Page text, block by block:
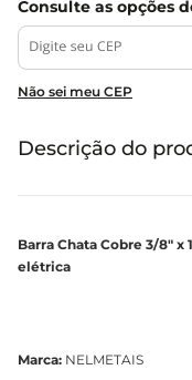
Não sei meu CEP
Descrição do
Barra Chata Cobre 3/8"
elétrica
Marca: NELMETAIS